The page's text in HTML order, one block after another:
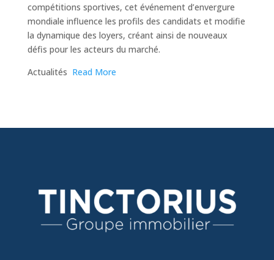
compétitions sportives, cet événement d’envergure
mondiale influence les profils des candidats et modifie
la dynamique des loyers, créant ainsi de nouveaux
défis pour les acteurs du marché.
​Actualités Read More